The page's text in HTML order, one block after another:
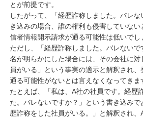
とが前提です。
したがって、「経歴詐称しました。バレ
き込みの場合、誰の権利も侵害していな
信者情報開示請求が通る可能性は低いでし
ただし、「経歴詐称しました。バレない
名が明らかにした場合には、その会社に
員がいる」という事実の適示と解釈され
通る可能性がないとは言えなくなってきま
たとえば、「私は、A社の社員です。経歴
た。バレないですか？」という書き込み
歴詐称をした社員がいる。」と解釈され